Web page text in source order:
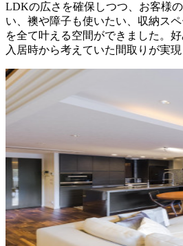
LDKの広さを確保しつつ、お客様
い、襖や障子も使いたい、収納ス
を全て叶える空間ができました。
入居時から考えていた間取りが実